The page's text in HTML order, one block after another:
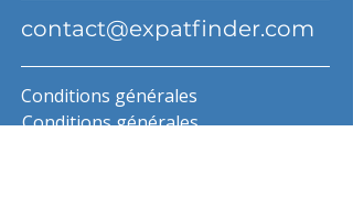
contact@expatfinder.com
Conditions générales
Conditions générales